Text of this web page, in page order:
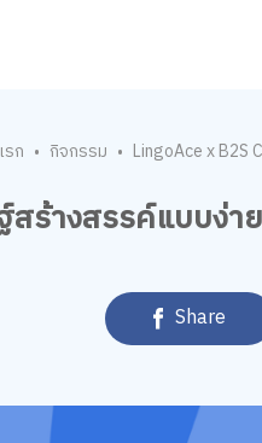
ก • กิจกรรม • LingoAce x B2S
สร้างสรรค์แบบง่า
Share